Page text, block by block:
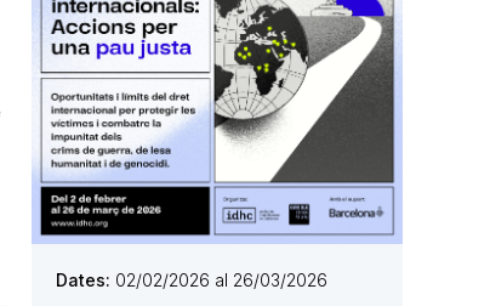
Dates: 02/02/2026 al 26/03/2026